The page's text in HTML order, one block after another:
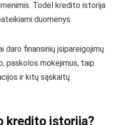
Todėl kredito istorija
duomenys.
daro finansinių įsipareigojimų
paskolos mokėjimus, taip
ir kitų sąskaitų
kredito istoriją?